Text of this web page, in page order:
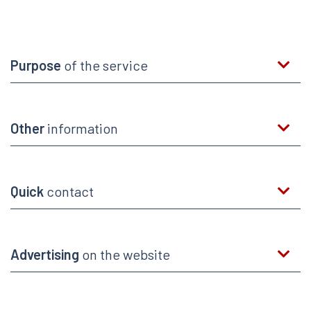
Purpose of the service
Other information
Quick contact
Advertising on the website